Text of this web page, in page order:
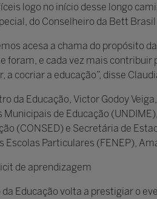
logo no início desse longo
do Conselheiro da Bett
acesa a chama do propósito
foram, e cada vez mais
cocriar a educação”, disse
da Educação, Victor Godoy
de Educação
(CONSED) e Secretária de
Particulares (FENEP),
de aprendizagem
Educação volta a prestigiar o